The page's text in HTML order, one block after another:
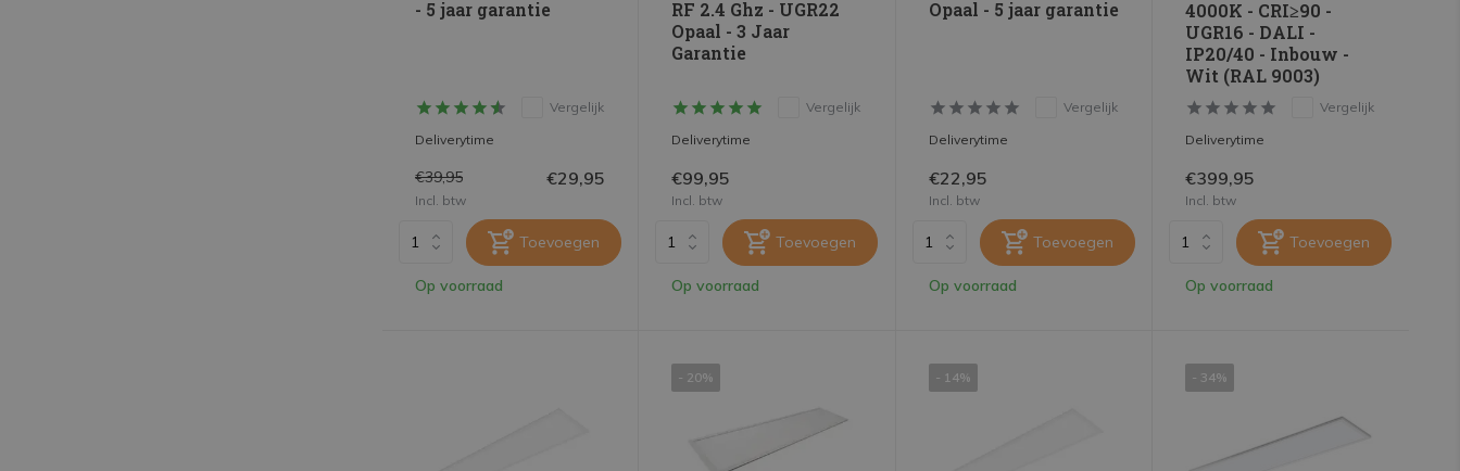
- 5 jaar garantie
Vergelijk
Deliverytime
€39,95 €29,95
Incl. btw
Toevoegen
Op voorraad
RF 2.4 Ghz - UGR22
Opaal - 3 Jaar
Garantie
Vergelijk
Deliverytime
€99,95
Incl. btw
Toevoegen
Op voorraad
Opaal - 5 jaar garantie
Vergelijk
Deliverytime
€22,95
Incl. btw
Toevoegen
Op voorraad
4000K - CRI≥90 -
UGR16 - DALI -
IP20/40 - Inbouw -
Wit (RAL 9003)
Vergelijk
Deliverytime
€399,95
Incl. btw
Toevoegen
Op voorraad
- 20% - 14% - 34%